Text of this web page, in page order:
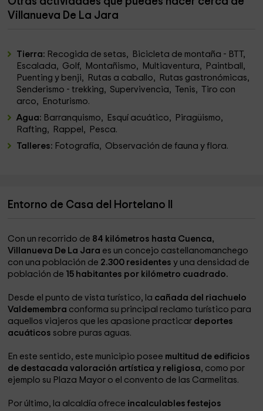
Villanueva De La Jara
Tierra: Recogida de setas, Bicicleta de montaña - BTT,
Escalada, Golf, Montañismo, Multiaventura, Paintball,
Puenting y benji, Rutas a caballo, Rutas gastronómicas,
Senderismo - trekking, Supervivencia, Tenis, Tiro con
arco, Enoturismo.
Agua: Barranquismo, Esquí acuático, Piragüismo,
Rafting, Rappel, Pesca.
Talleres: Fotografía, Observación de fauna y flora.
Entorno de Casa del Hortelano II
Con un recorrido de 84 kilómetros hasta Cuenca,
Villanueva De La Jara es un concejo castellanomanchego
con una población de 2.300 residentesy una densidad de
población de 15 habitantes por kilómetro cuadrado.
Desde el punto de vista turístico, la cañada del riachuelo
Valdemembra conforma su principal reclamo turístico para
aquellos viajeros que les apasione practicar deportes
acuáticos sobre puras aguas.
En este sentido, este municipio posee multitud de edificios
de destacada valoración artística y religiosa, como por
ejemplo su Plaza Mayor o el convento de las Carmelitas.
Por último, la alcaldía ofrece incalculables festejos